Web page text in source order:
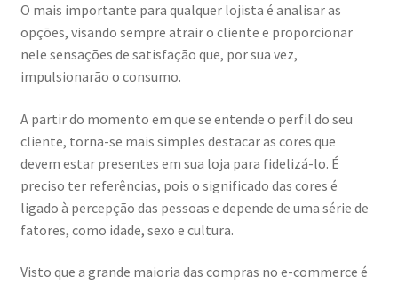
O mais importante para qualquer lojista é analisar as
opções, visando sempre atrair o cliente e proporcionar
nele sensações de satisfação que, por sua vez,
impulsionarão o consumo.
A partir do momento em que se entende o perfil do seu
cliente, torna-se mais simples destacar as cores que
devem estar presentes em sua loja para fidelizá-lo. É
preciso ter referências, pois o significado das cores é
ligado à percepção das pessoas e depende de uma série de
fatores, como idade, sexo e cultura.
Visto que a grande maioria das compras no e-commerce é